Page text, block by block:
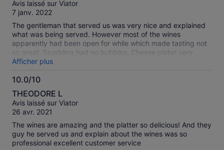
10
Avis laissé sur Viator
7 janv. 2022
The gentleman that served us was very nice and explained
what was being served. However most of the wines
apparently had been open for while which made tasting not
so great. Sparkling had no bubbles. Cheese plater very
modest. The weather was hot and staying outside was a bit
uncomfortable.
Afficher plus
10.0/10
10.0
sur
10
THEODORE L
Avis laissé sur Viator
26 avr. 2021
The wines are amazing and the platter so delicious! And they
guy he served us and explain about the wines was so
professional excellent customer service